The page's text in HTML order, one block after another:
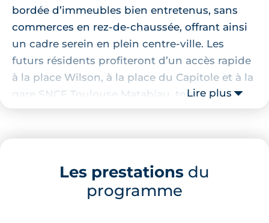
bordée d’immeubles bien entretenus, sans
commerces en rez-de-chaussée, offrant ainsi
un cadre serein en plein centre-ville. Les
futurs résidents profiteront d’un accès rapide
à la place Wilson, à la place du Capitole et à la
gare SNCF Toulouse Matabiau, tous
accessibles en moins de 10 minutes à pied.
Véritable carrefour de vie, le quartier séduit
station de métro Jean Jaurès, située à 5
minutes à pied, permet de rejoindre
Lire plus
Les prestations du
programme